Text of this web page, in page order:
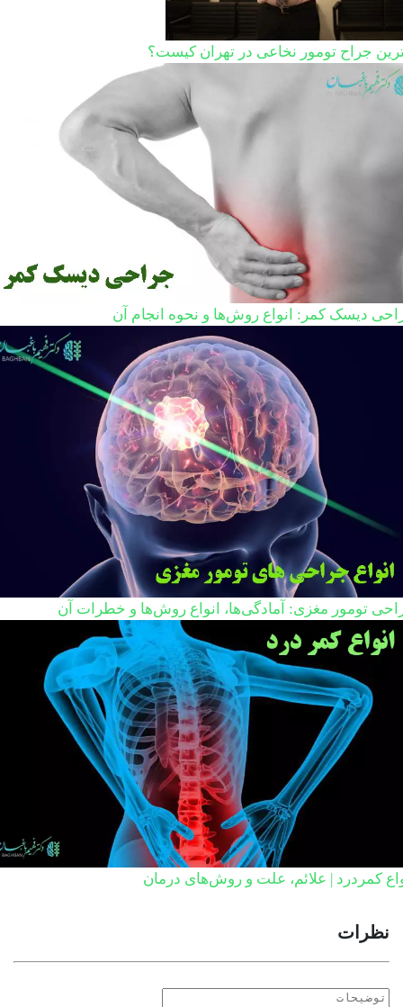
جراح تومور نخاعی در تهران کیست؟
دیسک کمر: انواع روش‌ها و نحوه انجام آن
تومور مغزی: آمادگی‌ها، انواع روش‌ها و خطرات آن
کمردرد | علائم، علت و روش‌های درمان
نظرات